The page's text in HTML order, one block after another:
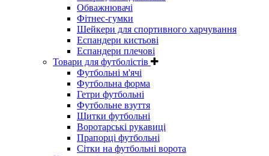
Обважнювачі
Фітнес-гумки
Шейкери для спортивного харчування
Еспандери кистьові
Еспандери плечові
Товари для футболістів
Футбольні м'ячі
Футбольна форма
Гетри футбольні
Футбольне взуття
Щитки футбольні
Воротарські рукавиці
Прапорці футбольні
Сітки на футбольні ворота